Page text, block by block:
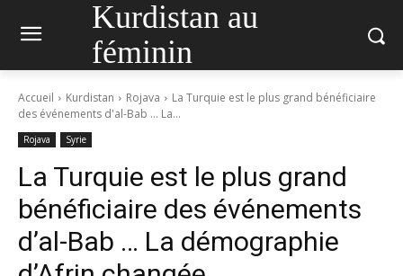
Kurdistan au
féminin
Accueil Kurdistan Rojava
La Turquie est le plus grand bénéficiaire
des événements d'al-Bab ... La...
Rojava Syrie
La Turquie est le plus grand
bénéficiaire des événements
d’al-Bab … La démographie